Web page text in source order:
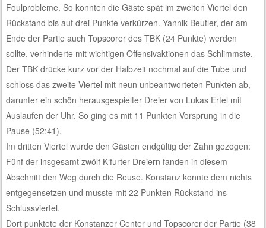
Foulprobleme. So konnten die Gäste spät im zweiten Viertel den
Rückstand bis auf drei Punkte verkürzen. Yannik Beutler, der am
Ende der Partie auch Topscorer des TBK (24 Punkte) werden
sollte, verhinderte mit wichtigen Offensivaktionen das Schlimmste.
Der TBK drücke kurz vor der Halbzeit nochmal auf die Tube und
schloss das zweite Viertel mit neun unbeantworteten Punkten ab,
darunter ein schön herausgespielter Dreier von Lukas Ertel mit
Auslaufen der Uhr. So ging es mit 11 Punkten Vorsprung in die
Pause (52:41).
Im dritten Viertel wurde den Gästen endgültig der Zahn gezogen:
Fünf der insgesamt zwölf K‘furter Dreiern fanden in diesem
Abschnitt den Weg durch die Reuse. Konstanz konnte dem nichts
entgegensetzen und musste mit 22 Punkten Rückstand ins
Schlussviertel.
Dort punktete der Konstanzer Center und Topscorer der Partie (38